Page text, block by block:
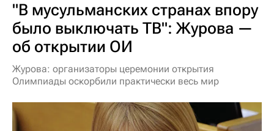
"В мусульманских странах впору
было выключать ТВ": Журова —
об открытии ОИ
Журова: организаторы церемонии открытия
Олимпиады оскорбили практически весь мир